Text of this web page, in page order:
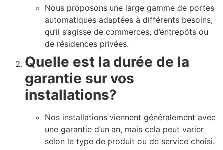
Nous proposons une large gamme de portes
automatiques adaptées à différents besoins,
qu’il s’agisse de commerces, d’entrepôts ou
de résidences privées.
Quelle est la durée de la
garantie sur vos
installations?
Nos installations viennent généralement avec
une garantie d’un an, mais cela peut varier
selon le type de produit ou de service choisi.